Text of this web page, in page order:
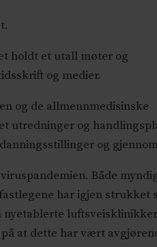
holdt et utall møter og
og medier.
og de allmennmedisinske
og
og
Både
har igjen strukket
at dette har vært